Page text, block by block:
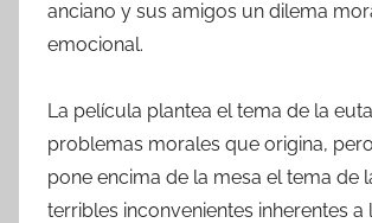
anciano y sus amigos un dilema
emocional.
La película plantea el tema de la
problemas morales que origina,
pone encima de la mesa el tema de
terribles inconvenientes inherentes a